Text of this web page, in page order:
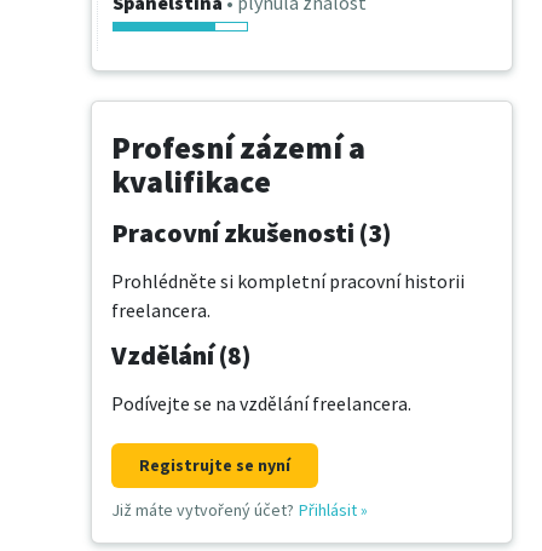
Profesní zázemí a
kvalifikace
Pracovní zkušenosti (3)
Prohlédněte si kompletní pracovní historii
freelancera.
Vzdělání (8)
Podívejte se na vzdělání freelancera.
Registrujte se nyní
Již máte vytvořený účet? Přihlásit»